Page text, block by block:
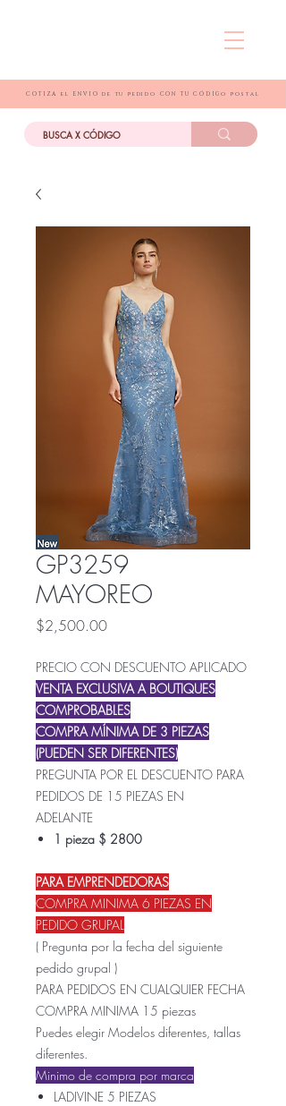
COTIZA el ENVIO de tu pedido CON TU CÓDIGo postal
GP3259
MAYOREO
$2,500.00Precio
PRECIO CON DESCUENTO APLICADO
VENTA EXCLUSIVA A BOUTIQUES
COMPROBABLES
COMPRA MÍNIMA DE 3 PIEZAS
(PUEDEN SER DIFERENTES)
PREGUNTA POR EL DESCUENTO PARA
PEDIDOS DE 15 PIEZAS EN
ADELANTE
1 pieza $ 2800
PARA EMPRENDEDORAS
COMPRA MINIMA 6 PIEZAS EN
PEDIDO GRUPAL
( Pregunta por la fecha del siguiente
pedido grupal )
PARA PEDIDOS EN CUALQUIER FECHA
COMPRA MINIMA 15 piezas
Puedes elegir Modelos diferentes, tallas
diferentes.
Minimo de compra por marca
LADIVINE 5 PIEZAS